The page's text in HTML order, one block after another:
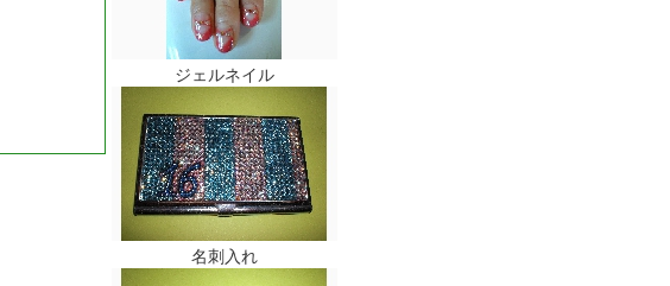
ジェルネイル
名刺入れ